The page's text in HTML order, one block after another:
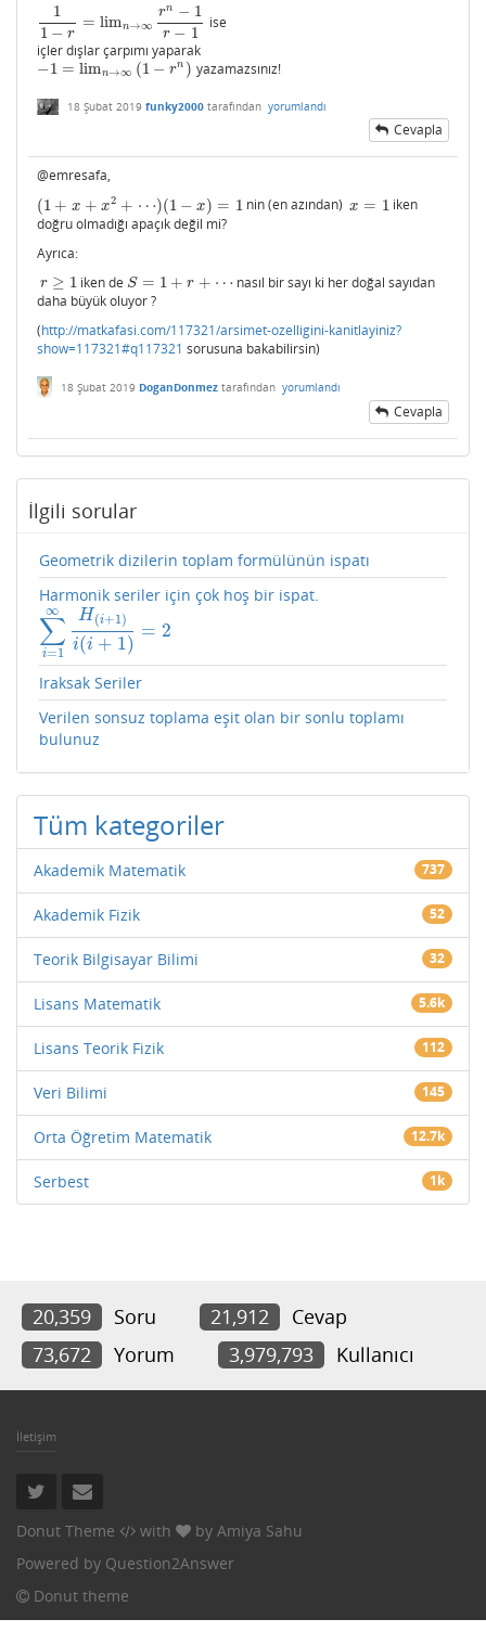
1
1 − r
= limn→∞
rn − 1
r − 1
11−r=limn →∞rn−1r −1
ise
içler dışlar çarpımı yaparak
−1 = limn→∞ (1 − rn )
−1= lim n→∞(1−r n) yazamazsınız!
18 Şubat 2019 funky2000 tarafından yorumlandı
Cevapla
@emresafa,
(1 + x + x2 + ⋯)(1 − x) = 1
(1+x+ x2 +⋯)(1 −x )=1 nin (en azından)x = 1
x= 1
iken
doğru olmadığı apaçık değil mi?
Ayrıca:
r ≥ 1
r≥ 1 iken de S = 1 + r + ⋯
S= 1+ r+ ⋯
nasıl bir sayı ki her doğal sayıdan
daha büyük oluyor ?
(http://matkafasi.com/117321/arsimet-ozelligini-kanitlayiniz?
show=117321#q117321 sorusuna bakabilirsin)
18 Şubat 2019 DoganDonmez tarafından yorumlandı
Cevapla
İlgili sorular
Geometrik dizilerin toplam formülünün ispatı
Harmonik seriler için çok hoş bir ispat.
∑
i=1
∞ H (i+1)
i(i + 1)
= 2
∑i ∞H(i+1)i(i +1) =2
Iraksak Seriler
Verilen sonsuz toplama eşit olan bir sonlu toplamı
bulunuz
Tüm kategoriler
Akademik Matematik 737
Akademik Fizik 52
Teorik Bilgisayar Bilimi 32
Lisans Matematik 5.6k
Lisans Teorik Fizik 112
Veri Bilimi 145
Orta Öğretim Matematik 12.7k
Serbest 1k
20,359 Soru 21,912
Cevap
73,672
Yorum 3,979,793 Kullanıcı
İletişim
Donut Theme with by Amiya Sahu
Powered by Question2Answer
Donut theme